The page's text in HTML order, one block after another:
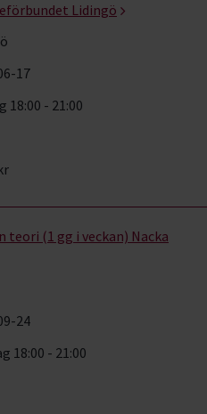
Lidingö
17
18:00 - 21:00
teori (1 gg i veckan) Nacka
24
18:00 - 21:00